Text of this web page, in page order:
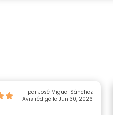
par José Miguel Sánchez
Avis rédigé le Jun 30, 2026